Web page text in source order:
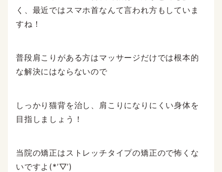
く、最近ではスマホ首なんて言われ方もしていま
すね！
普段肩こりがある方はマッサージだけでは根本的
な解決にはならないので
しっかり猫背を治し、肩こりになりにくい身体を
目指しましょう！
当院の矯正はストレッチタイプの矯正ので怖くな
いですよ(*’▽’)